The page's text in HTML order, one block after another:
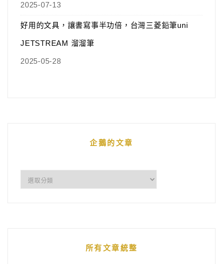
2025-07-13
好用的文具，讓書寫事半功倍，台灣三菱鉛筆uni
JETSTREAM 溜溜筆
2025-05-28
企鵝的文章
所有文章統整